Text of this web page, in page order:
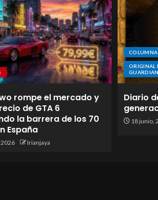
rompe el mercado y
de GTA 6
la barrera de los 70
España
Irianjaya
COLUMNA
ORIGINAL
Diario
18 junio,